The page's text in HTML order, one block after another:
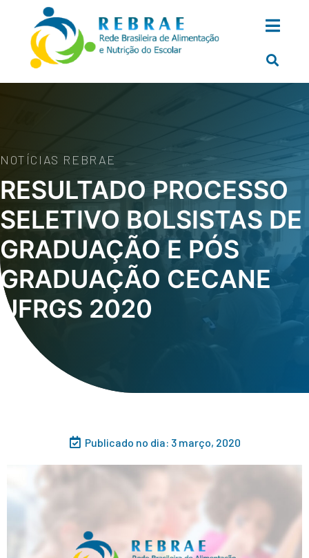
NOTÍCIAS REBRAE
RESULTADO PROCESSO
SELETIVO BOLSISTAS DE
GRADUAÇÃO E PÓS
GRADUAÇÃO CECANE
UFRGS 2020
Publicado no dia: 3 março, 2020